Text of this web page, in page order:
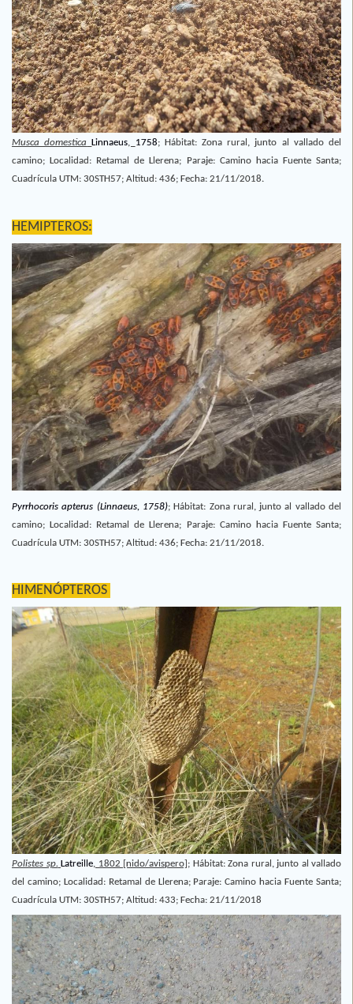
Musca domestica Linnaeus, 1758;Hábitat: Zona rural, junto al vallado del
camino; Localidad: Retamal de Llerena; Paraje: Camino hacia Fuente Santa;
Cuadrícula UTM: 30STH57; Altitud: 436; Fecha: 21/11/2018.
HEMIPTEROS:
Pyrrhocoris apterus (Linnaeus, 1758);Hábitat: Zona rural, junto al vallado del
camino; Localidad: Retamal de Llerena; Paraje: Camino hacia Fuente Santa;
Cuadrícula UTM: 30STH57; Altitud: 436; Fecha: 21/11/2018.
HIMENÓPTEROS
Polistes sp. Latreille, 1802 [nido/avispero]; Hábitat: Zona rural, junto al vallado
del camino; Localidad: Retamal de Llerena; Paraje: Camino hacia Fuente Santa;
Cuadrícula UTM: 30STH57; Altitud: 433; Fecha: 21/11/2018